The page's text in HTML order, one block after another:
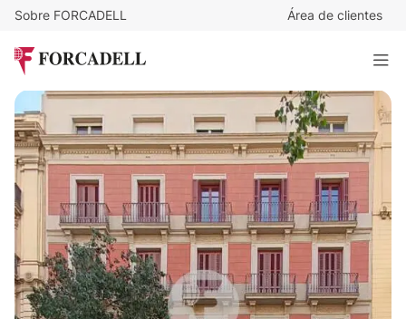
Sobre FORCADELL Área de clientes
EDIFICIO NUX
1.978 m²